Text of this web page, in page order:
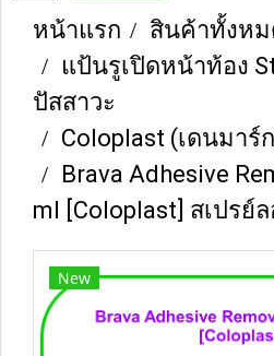
หน้าแรก
สินค้าทั้งห
แป้นรูเปิดหน้าท้อง
ปัสสาวะ
Coloplast (เดนมาร์
Brava Adhesive
ml [Coloplast] สเปรย์
New